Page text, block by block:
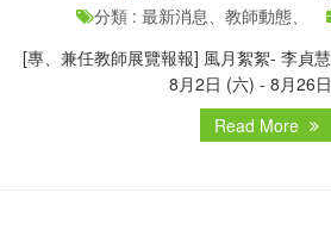
分類 : 最新消息、教師動態、
[專、兼任教師展覽報報] 風月絮絮- 李貞
8月2日 (六) - 8月26
Read More